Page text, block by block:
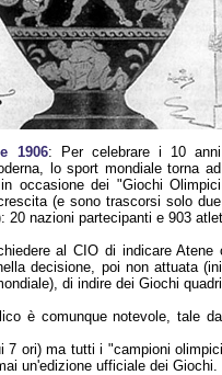
1906: Per celebrare i 10 anni
lo sport mondiale torna ad
occasione dei "Giochi Olimpici
(e sono trascorsi solo due
20 nazioni partecipanti e 903
al CIO di indicare
decisione, poi non attuata
di indire dei Giochi
è comunque notevole, tale
7 ori) ma tutti i "campioni
un'edizione ufficiale dei Giochi.